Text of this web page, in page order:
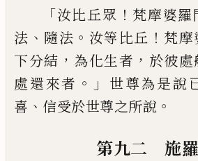
「汝比丘眾 ！ 梵摩婆羅
法 、 隨法 。 汝等比丘 ！ 梵摩
下分結 ， 為化生者 ， 於彼處
處還來者 。」 世尊為是說
喜 、 信受於世尊之所說 。
第九二 施